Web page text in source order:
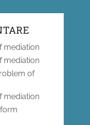
mediation
mediation
of
mediation